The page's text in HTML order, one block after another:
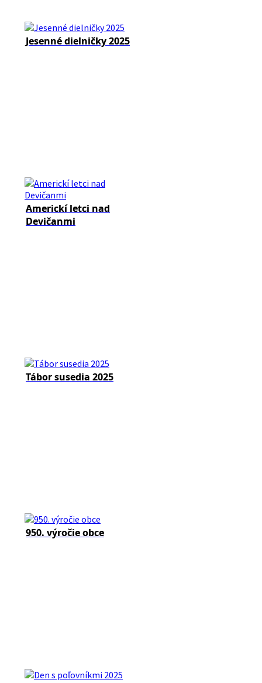
Jesenné dielničky 2025
Americkí letci nad
Devičanmi
Tábor susedia 2025
950. výročie obce